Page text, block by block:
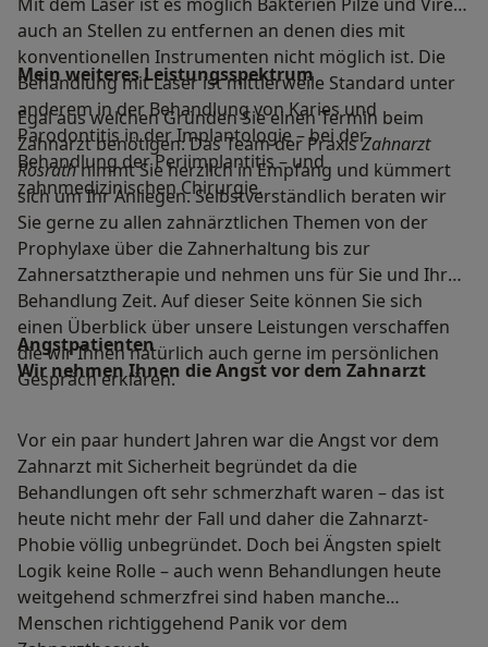
Mit dem Laser ist es möglich Bakterien Pilze und Viren
auch an Stellen zu entfernen an denen dies mit
konventionellen Instrumenten nicht möglich ist. Die
Behandlung mit Laser ist mittlerweile Standard unter
anderem in der Behandlung von Karies und
Parodontitis in der Implantologie – bei der
Behandlung der Periimplantitis – und
zahnmedizinischen Chirurgie.
Mein weiteres Leistungs­spektrum
Egal aus welchen Gründen Sie einen Termin beim
Zahnarzt benötigen: Das Team der PraxisZahnarzt
Rösrathnimmt Sie herzlich in Empfang und kümmert
sich um Ihr Anliegen. Selbstverständlich beraten wir
Sie gerne zu allen zahnärztlichen Themen von der
Prophylaxe über die Zahnerhaltung bis zur
Zahnersatztherapie und nehmen uns für Sie und Ihre
Behandlung Zeit. Auf dieser Seite können Sie sich
einen Überblick über unsere Leistungen verschaffen
die wir Ihnen natürlich auch gerne im persönlichen
Gespräch erklären.
Angstpatienten
Wir nehmen Ihnen die Angst vor dem Zahnarzt
Vor ein paar hundert Jahren war die Angst vor dem
Zahnarzt mit Sicherheit begründet da die
Behandlungen oft sehr schmerzhaft waren – das ist
heute nicht mehr der Fall und daher die Zahnarzt-
Phobie völlig unbegründet. Doch bei Ängsten spielt
Logik keine Rolle – auch wenn Behandlungen heute
weitgehend schmerzfrei sind haben manche
Menschen richtiggehend Panik vor dem